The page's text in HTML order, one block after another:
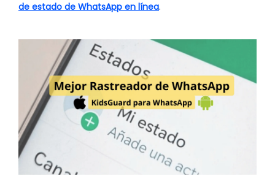
de estado de WhatsApp en línea.